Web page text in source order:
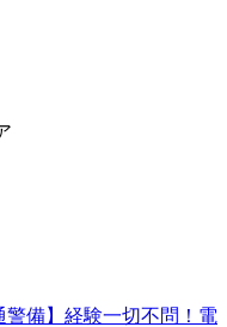
備】経験一切不問！電